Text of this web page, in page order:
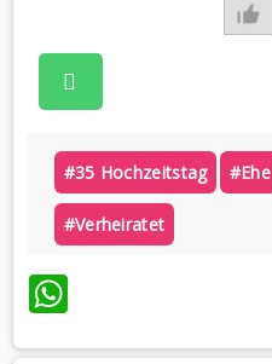
#35 Hochzeitstag #ehe
#verheiratet
WhatsApp